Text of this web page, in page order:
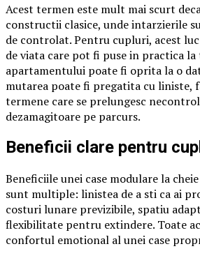
Acest termen este mult mai scurt
constructii clasice, unde intarzierile
de controlat. Pentru cupluri, acest
de viata care pot fi puse in practica
apartamentului poate fi oprita la o
mutarea poate fi pregatita cu liniste,
termene care se prelungesc
dezamagitoare pe parcurs.
Beneficii clare pentru
Beneficiile unei case modulare la
sunt multiple: linistea de a sti ca ai
costuri lunare previzibile, spatiu
flexibilitate pentru extindere. Toate
confortul emotional al unei case